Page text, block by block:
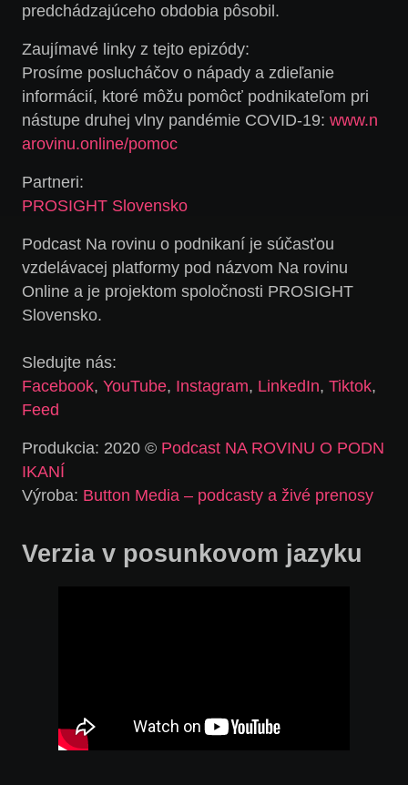
predchádzajúceho obdobia pôsobil.
Zaujímavé linky z tejto epizódy:
Prosíme poslucháčov o nápady a zdieľanie
informácií, ktoré môžu pomôcť podnikateľom pri
nástupe druhej vlny pandémie COVID-19: www.n
arovinu.online/pomoc
Partneri:
PROSIGHT Slovensko
Podcast Na rovinu o podnikaní je súčasťou
vzdelávacej platformy pod názvom Na rovinu
Online a je projektom spoločnosti PROSIGHT
Slovensko.
Sledujte nás:
Facebook, YouTube, Instagram, LinkedIn, Tiktok,
Feed
Produkcia: 2020 © Podcast NA ROVINU O PODN
IKANÍ
Výroba: Button Media – podcasty a živé prenosy
Verzia v posunkovom jazyku